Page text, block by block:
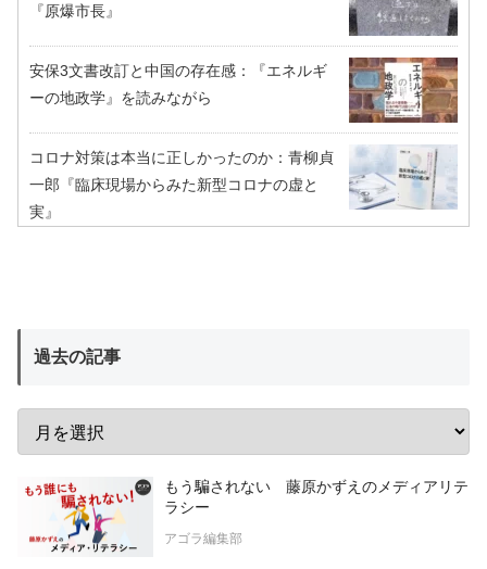
『原爆市長』
安保3文書改訂と中国の存在感：『エネルギ
ーの地政学』を読みながら
コロナ対策は本当に正しかったのか：青柳貞
一郎『臨床現場からみた新型コロナの虚と
実』
過去の記事
もう騙されない 藤原かずえのメディアリテ
ラシー
アゴラ編集部